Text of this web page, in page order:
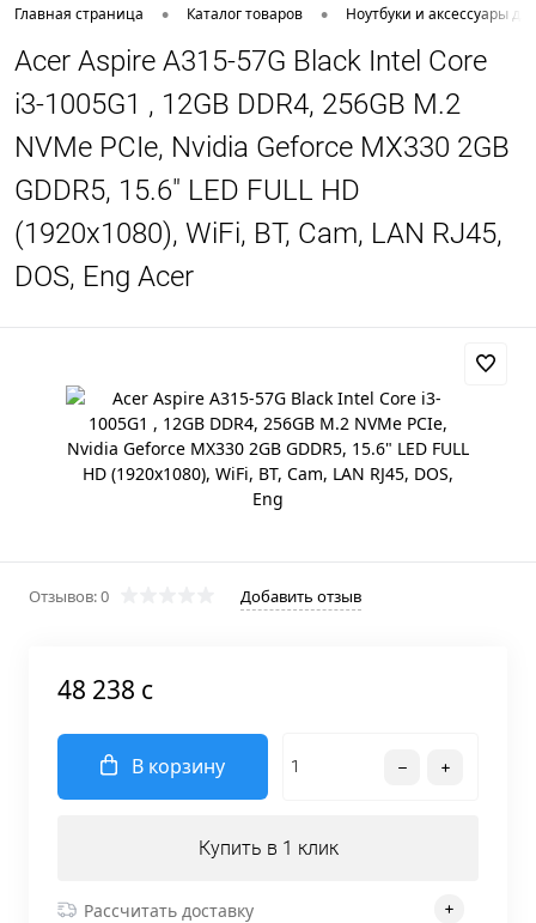
Главная страница • Каталог товаров • Ноутбуки и аксессуары
Acer Aspire A315-57G Black Intel Core
i3-1005G1 , 12GB DDR4, 256GB M.2
NVMe PCIe, Nvidia Geforce MX330 2GB
GDDR5, 15.6" LED FULL HD
(1920x1080), WiFi, BT, Cam, LAN RJ45,
DOS, Eng Acer
Отзывов: 0 Добавить отзыв
48 238 c
В корзину
Купить в 1 клик
Рассчитать доставку